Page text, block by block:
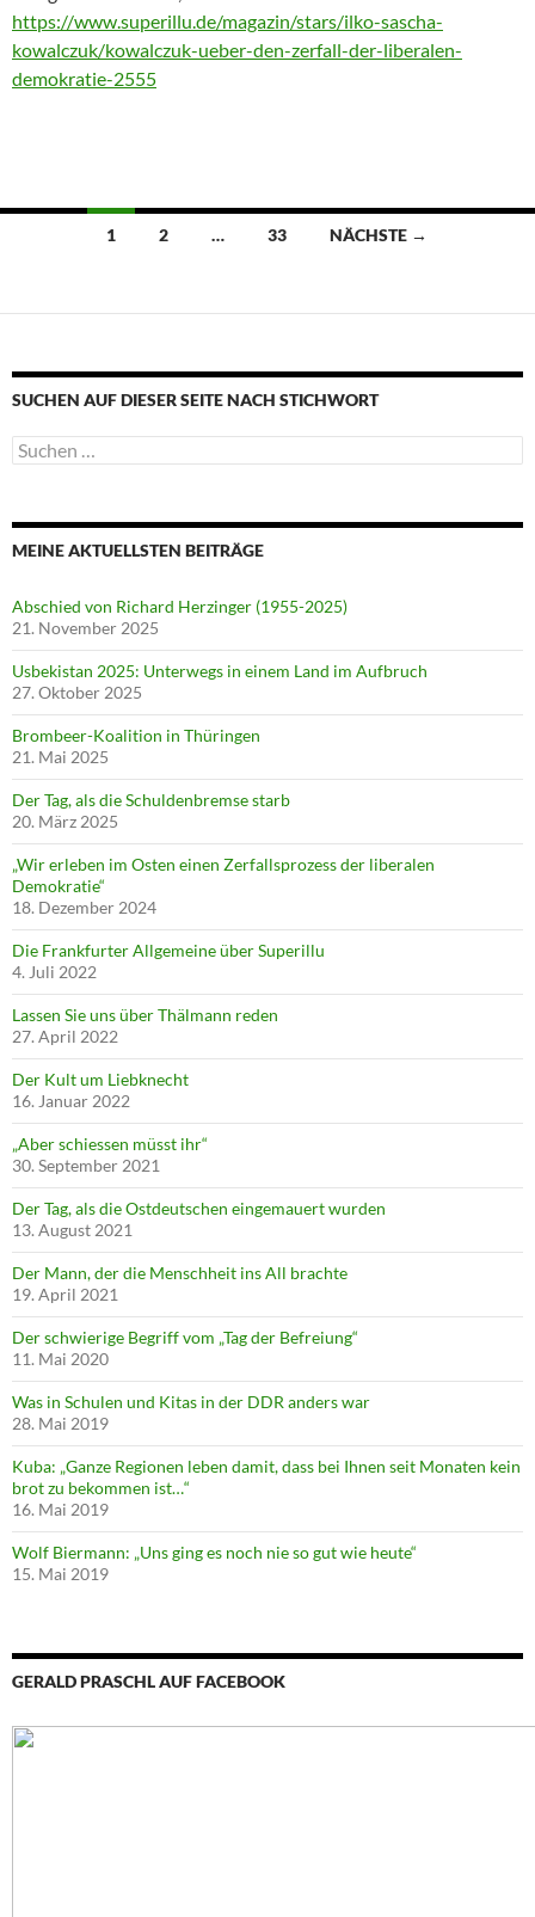
https://www.superillu.de/magazin/stars/ilko-sascha-
kowalczuk/kowalczuk-ueber-den-zerfall-der-liberalen-
demokratie-2555
Beitragsnavigation
1 2 … 33 NÄCHSTE →
SUCHEN AUF DIESER SEITE NACH STICHWORT
Suche
nach:
MEINE AKTUELLSTEN BEITRÄGE
Abschied von Richard Herzinger (1955-2025)
21. November 2025
Usbekistan 2025: Unterwegs in einem Land im Aufbruch
27. Oktober 2025
Brombeer-Koalition in Thüringen
21. Mai 2025
Der Tag, als die Schuldenbremse starb
20. März 2025
„Wir erleben im Osten einen Zerfallsprozess der liberalen
Demokratie“
18. Dezember 2024
Die Frankfurter Allgemeine über Superillu
4. Juli 2022
Lassen Sie uns über Thälmann reden
27. April 2022
Der Kult um Liebknecht
16. Januar 2022
„Aber schiessen müsst ihr“
30. September 2021
Der Tag, als die Ostdeutschen eingemauert wurden
13. August 2021
Der Mann, der die Menschheit ins All brachte
19. April 2021
Der schwierige Begriff vom „Tag der Befreiung“
11. Mai 2020
Was in Schulen und Kitas in der DDR anders war
28. Mai 2019
Kuba: „Ganze Regionen leben damit, dass bei Ihnen seit Monaten kein
brot zu bekommen ist…“
16. Mai 2019
Wolf Biermann: „Uns ging es noch nie so gut wie heute“
15. Mai 2019
GERALD PRASCHL AUF FACEBOOK